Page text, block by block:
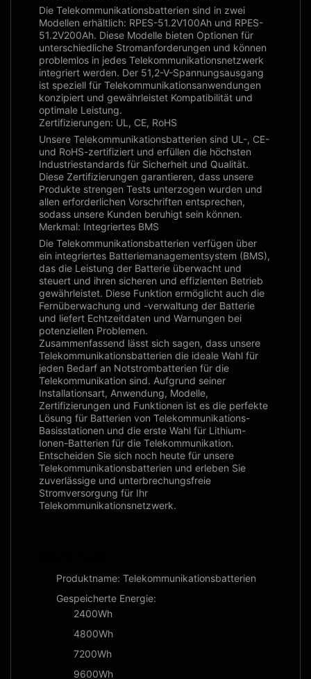
Die Telekommunikationsbatterien sind in zwei
Modellen erhältlich: RPES-51.2V100Ah und RPES-
51.2V200Ah. Diese Modelle bieten Optionen für
unterschiedliche Stromanforderungen und können
problemlos in jedes Telekommunikationsnetzwerk
integriert werden. Der 51,2-V-Spannungsausgang
ist speziell für Telekommunikationsanwendungen
konzipiert und gewährleistet Kompatibilität und
optimale Leistung.
Zertifizierungen: UL, CE, RoHS
Unsere Telekommunikationsbatterien sind UL-, CE-
und RoHS-zertifiziert und erfüllen die höchsten
Industriestandards für Sicherheit und Qualität.
Diese Zertifizierungen garantieren, dass unsere
Produkte strengen Tests unterzogen wurden und
allen erforderlichen Vorschriften entsprechen,
sodass unsere Kunden beruhigt sein können.
Merkmal: Integriertes BMS
Die Telekommunikationsbatterien verfügen über
ein integriertes Batteriemanagementsystem (BMS),
das die Leistung der Batterie überwacht und
steuert und ihren sicheren und effizienten Betrieb
gewährleistet. Diese Funktion ermöglicht auch die
Fernüberwachung und -verwaltung der Batterie
und liefert Echtzeitdaten und Warnungen bei
potenziellen Problemen.
Zusammenfassend lässt sich sagen, dass unsere
Telekommunikationsbatterien die ideale Wahl für
jeden Bedarf an Notstrombatterien für die
Telekommunikation sind. Aufgrund seiner
Installationsart, Anwendung, Modelle,
Zertifizierungen und Funktionen ist es die perfekte
Lösung für Batterien von Telekommunikations-
Basisstationen und die erste Wahl für Lithium-
Ionen-Batterien für die Telekommunikation.
Entscheiden Sie sich noch heute für unsere
Telekommunikationsbatterien und erleben Sie
zuverlässige und unterbrechungsfreie
Stromversorgung für Ihr
Telekommunikationsnetzwerk.
Produktname: Telekommunikationsbatterien
Gespeicherte Energie:
2400Wh
4800Wh
7200Wh
9600Wh